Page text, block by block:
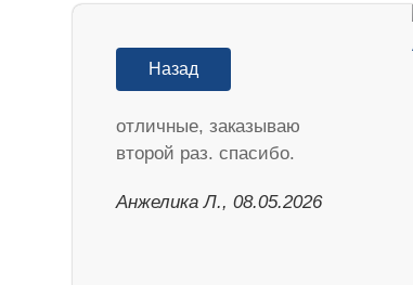
Назад
отличные, заказываю
второй раз. спасибо.
Анжелика Л., 08.05.2026